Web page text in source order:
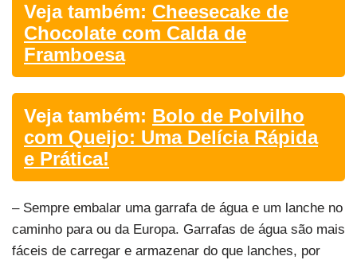
Veja também: Cheesecake de
Chocolate com Calda de
Framboesa
Veja também: Bolo de Polvilho
com Queijo: Uma Delícia Rápida
e Prática!
– Sempre embalar uma garrafa de água e um lanche no
caminho para ou da Europa. Garrafas de água são mais
fáceis de carregar e armazenar do que lanches, por